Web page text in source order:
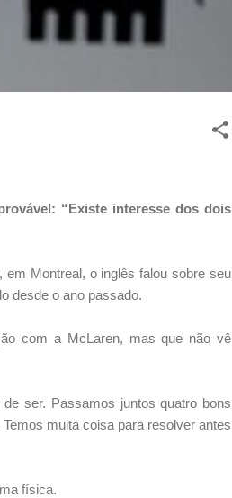
“Existe interesse dos dois
Montreal, o inglês falou sobre seu
desde o ano passado.
com a McLaren, mas que não vê
ser. Passamos juntos quatro bons
muita coisa para resolver antes
física.